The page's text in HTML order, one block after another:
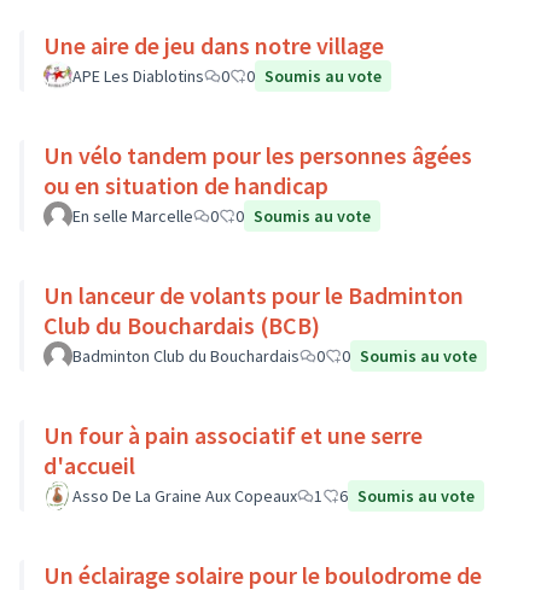
Une aire de jeu dans notre village
APE Les Diablotins 0 0 Soumis au vote
Un vélo tandem pour les personnes âgées
ou en situation de handicap
En selle Marcelle 0 0 Soumis au vote
Un lanceur de volants pour le Badminton
Club du Bouchardais (BCB)
Badminton Club du Bouchardais 0 0 Soumis au vote
Un four à pain associatif et une serre
d'accueil
Asso De La Graine Aux Copeaux 1 6 Soumis au vote
Un éclairage solaire pour le boulodrome de